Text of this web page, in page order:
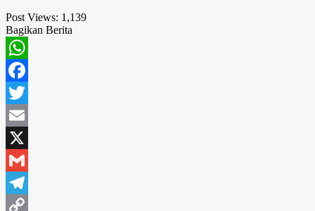
Post Views: 1,139
Bagikan Berita
WhatsApp
Facebook
Twitter
Email
X
Gmail
Telegram